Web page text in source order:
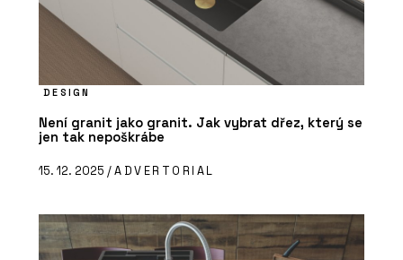
DESIGN
Není granit jako granit. Jak vybrat dřez, který se
jen tak nepoškrábe
15. 12. 2025 /ADVERTORIAL